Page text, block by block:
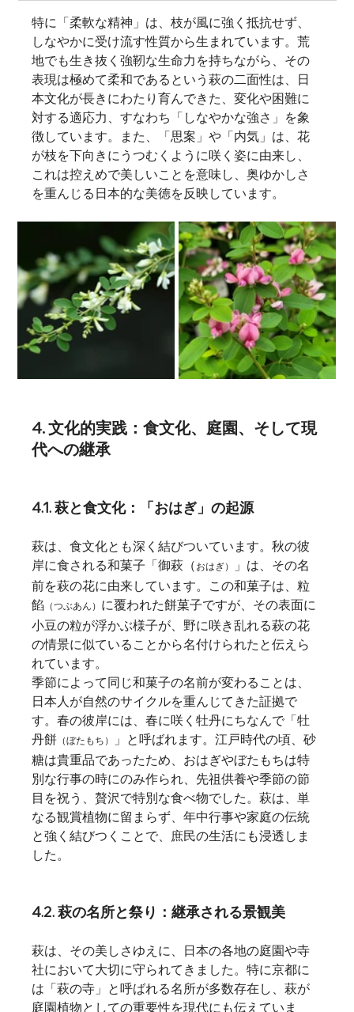
特に「柔軟な精神」は、枝が風に強く抵抗せず、
しなやかに受け流す性質から生まれています。荒
地でも生き抜く強靭な生命力を持ちながら、その
表現は極めて柔和であるという萩の二面性は、日
本文化が長きにわたり育んできた、変化や困難に
対する適応力、すなわち「しなやかな強さ」を象
徴しています。また、「思案」や「内気」は、花
が枝を下向きにうつむくように咲く姿に由来し、
これは控えめで美しいことを意味し、奥ゆかしさ
を重んじる日本的な美徳を反映しています。
4. 文化的実践：食文化、庭園、そして現
代への継承
4.1. 萩と食文化：「おはぎ」の起源
萩は、食文化とも深く結びついています。秋の彼
岸に食される和菓子「御萩（ おはぎ）
」は、その名
前を萩の花に由来しています。この和菓子は、粒
餡 （つぶあん） に覆われた餅菓子ですが、その表面に
小豆の粒が浮かぶ様子が、野に咲き乱れる萩の花
の情景に似ていることから名付けられたと伝えら
れています。
季節によって同じ和菓子の名前が変わることは、
日本人が自然のサイクルを重んじてきた証拠で
す。春の彼岸には、春に咲く牡丹にちなんで「牡
丹餅 （ぼたもち）
」と呼ばれます。江戸時代の頃、砂
糖は貴重品であったため、おはぎやぼたもちは特
別な行事の時にのみ作られ、先祖供養や季節の節
目を祝う、贅沢で特別な食べ物でした。萩は、単
なる観賞植物に留まらず、年中行事や家庭の伝統
と強く結びつくことで、庶民の生活にも浸透しま
した。
4.2. 萩の名所と祭り：継承される景観美
萩は、その美しさゆえに、日本の各地の庭園や寺
社において大切に守られてきました。特に京都に
は「萩の寺」と呼ばれる名所が多数存在し、萩が
庭園植物としての重要性を現代にも伝えていま